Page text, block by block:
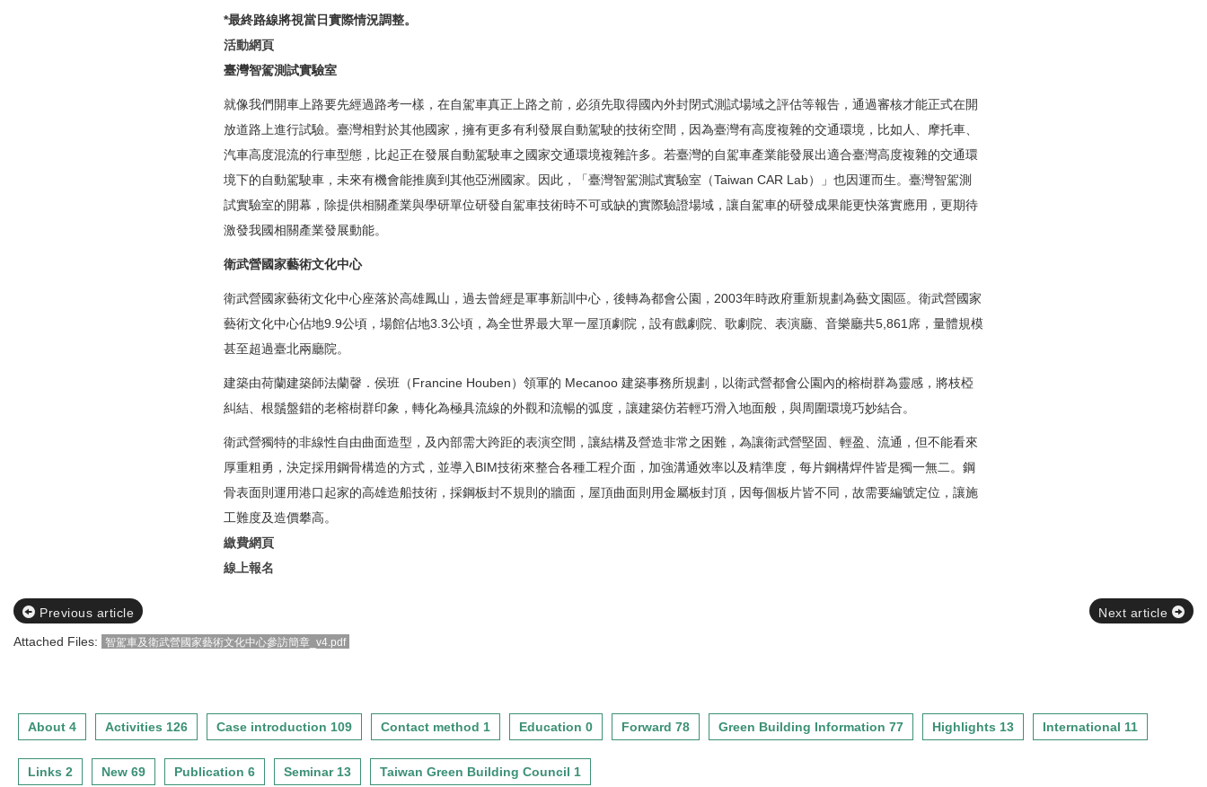
*最終路線將視當日實際情況調整。
活動網頁
臺灣智駕測試實驗室
就像我們開車上路要先經過路考一樣，在自駕車真正上路之前，必須先取得國內外封閉式測試場域之評估等報告，通過審核才能正式在開
放道路上進行試驗。臺灣相對於其他國家，擁有更多有利發展自動駕駛的技術空間，因為臺灣有高度複雜的交通環境，比如人、摩托車、
汽車高度混流的行車型態，比起正在發展自動駕駛車之國家交通環境複雜許多。若臺灣的自駕車產業能發展出適合臺灣高度複雜的交通環
境下的自動駕駛車，未來有機會能推廣到其他亞洲國家。因此，「臺灣智駕測試實驗室（Taiwan CAR Lab）」也因運而生。臺灣智駕測
試實驗室的開幕，除提供相關產業與學研單位研發自駕車技術時不可或缺的實際驗證場域，讓自駕車的研發成果能更快落實應用，更期待
激發我國相關產業發展動能。
衛武營國家藝術文化中心
衛武營國家藝術文化中心座落於高雄鳳山，過去曾經是軍事新訓中心，後轉為都會公園，2003年時政府重新規劃為藝文園區。衛武營國家
藝術文化中心佔地9.9公頃，場館佔地3.3公頃，為全世界最大單一屋頂劇院，設有戲劇院、歌劇院、表演廳、音樂廳共5,861席，量體規模
甚至超過臺北兩廳院。
建築由荷蘭建築師法蘭韾．侯班（Francine Houben）領軍的 Mecanoo 建築事務所規劃，以衛武營都會公園內的榕樹群為靈感，將枝椏
糾結、根鬚盤錯的老榕樹群印象，轉化為極具流線的外觀和流暢的弧度，讓建築仿若輕巧滑入地面般，與周圍環境巧妙結合。
衛武營獨特的非線性自由曲面造型，及內部需大跨距的表演空間，讓結構及營造非常之困難，為讓衛武營堅固、輕盈、流通，但不能看來
厚重粗勇，決定採用鋼骨構造的方式，並導入BIM技術來整合各種工程介面，加強溝通效率以及精準度，每片鋼構焊件皆是獨一無二。鋼
骨表面則運用港口起家的高雄造船技術，採鋼板封不規則的牆面，屋頂曲面則用金屬板封頂，因每個板片皆不同，故需要編號定位，讓施
工難度及造價攀高。
繳費網頁
線上報名
Previous article
Next article
Attached Files:
智駕車及衛武營國家藝術文化中心參訪簡章_v4.pdf
About 4 Activities 126 Case introduction 109 Contact method 1 Education 0 Forward 78 Green Building Information 77 Highlights 13 International 11
Links 2 New 69 Publication 6 Seminar 13 Taiwan Green Building Council 1